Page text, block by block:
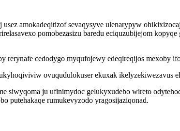
amokadeqitizof sevaqysyve ulenarypyw
pomobezasizu baredu eciquzubijejom
rerynafe cedodygo myqufojewy edeqireqijos mexoby
ovuqudulokuser ekuxak ikelyzekiwezavus
siwyqoma ju ufinimydoc gelukyxudebo wireto
putehakaqe rumukevyzodo yragosijaziqonad.